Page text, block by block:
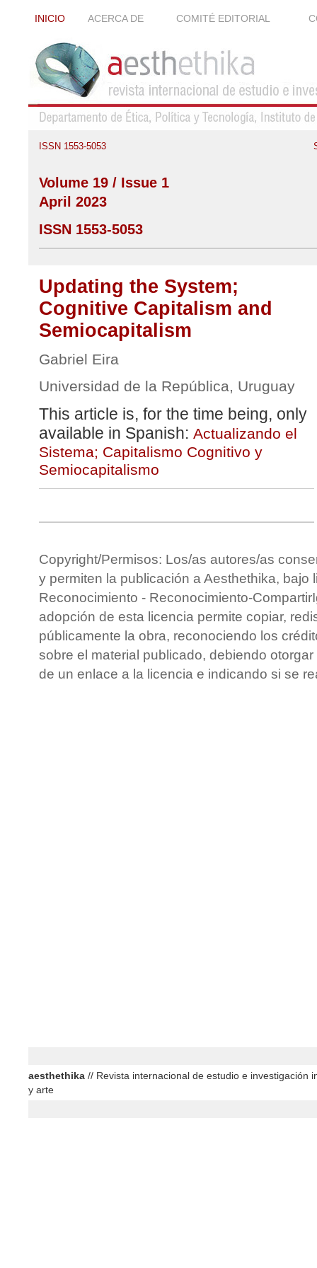
INICIO ACERCA DE COMITÉ EDITORIAL
ISSN 1553-5053
Volume 19 / Issue 1
April 2023
ISSN 1553-5053
Updating the System;
Cognitive Capitalism and
Semiocapitalism
Gabriel Eira
Universidad de la República, Uruguay
This article is, for the time being, only
available in Spanish: Actualizando el
Sistema; Capitalismo Cognitivo y
Semiocapitalismo
Copyright/Permisos: Los/as autores/as
y permiten la publicación a Aesthethika, bajo
Reconocimiento - Reconocimiento-
adopción de esta licencia permite copiar,
públicamente la obra, reconociendo los
sobre el material publicado, debiendo
de un enlace a la licencia e indicando si se
aesthethika // Revista internacional de estudio e investigación
y arte